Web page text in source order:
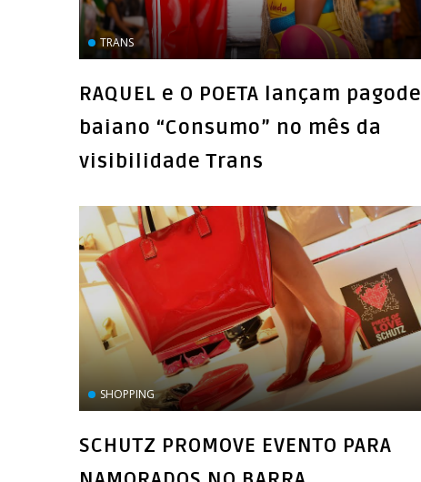
TRANS
RAQUEL e O POETA lançam pagode
baiano “Consumo” no mês da
visibilidade Trans
SHOPPING
SCHUTZ PROMOVE EVENTO PARA